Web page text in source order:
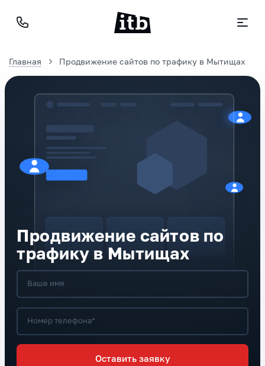
Главная Продвижение сайтов по трафику в Мытищах
Продвижение сайтов по
трафику в Мытищах
Ваше имя
Номер телефона*
Оставить заявку